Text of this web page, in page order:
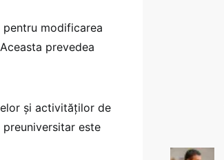
pentru modificarea
prevedea
și activităților de
este